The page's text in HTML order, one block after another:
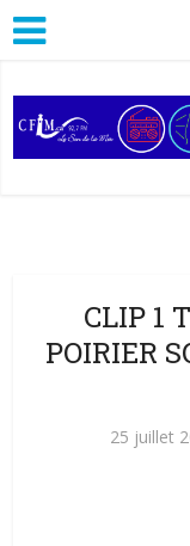
CLIP 1
POIRIER
25 juillet